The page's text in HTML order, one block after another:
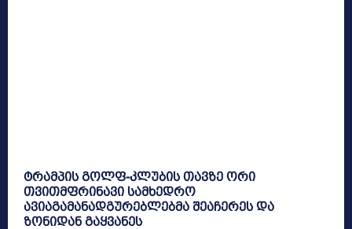
ტრამპის გოლფ-კლუბის თავზე ორი
თვითმფრინავი სამხედრო
ავიაგამანადგურებლებმა შეაჩერეს და
ზონიდან გაყვანეს